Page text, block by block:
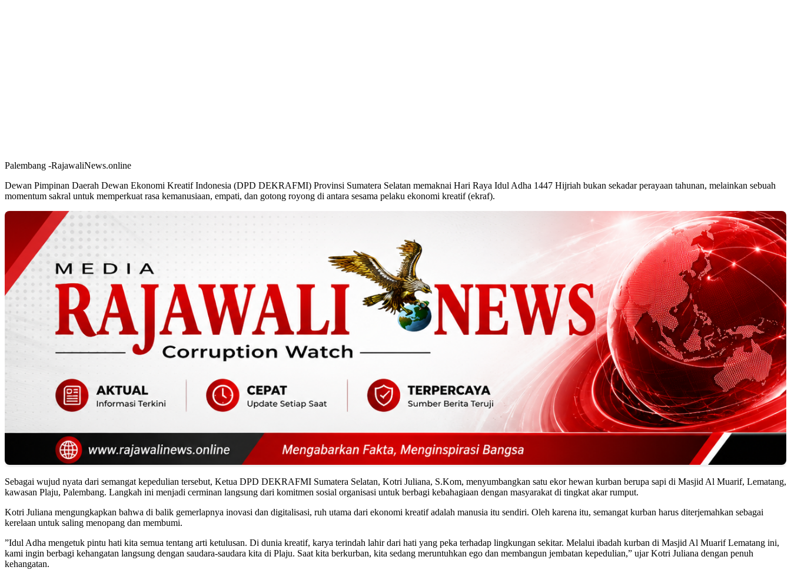
​Palembang -RajawaliNews.online
Dewan Pimpinan Daerah Dewan Ekonomi Kreatif Indonesia (DPD DEKRAFMI) Provinsi Sumatera Selatan memaknai Hari Raya Idul Adha 1447 Hijriah bukan sekadar perayaan tahunan, melainkan sebuah
momentum sakral untuk memperkuat rasa kemanusiaan, empati, dan gotong royong di antara sesama pelaku ekonomi kreatif (ekraf).
​Sebagai wujud nyata dari semangat kepedulian tersebut, Ketua DPD DEKRAFMI Sumatera Selatan, Kotri Juliana, S.Kom, menyumbangkan satu ekor hewan kurban berupa sapi di Masjid Al Muarif, Lematang,
kawasan Plaju, Palembang. Langkah ini menjadi cerminan langsung dari komitmen sosial organisasi untuk berbagi kebahagiaan dengan masyarakat di tingkat akar rumput.
​Kotri Juliana mengungkapkan bahwa di balik gemerlapnya inovasi dan digitalisasi, ruh utama dari ekonomi kreatif adalah manusia itu sendiri. Oleh karena itu, semangat kurban harus diterjemahkan sebagai
kerelaan untuk saling menopang dan membumi.
​”Idul Adha mengetuk pintu hati kita semua tentang arti ketulusan. Di dunia kreatif, karya terindah lahir dari hati yang peka terhadap lingkungan sekitar. Melalui ibadah kurban di Masjid Al Muarif Lematang ini,
kami ingin berbagi kehangatan langsung dengan saudara-saudara kita di Plaju. Saat kita berkurban, kita sedang meruntuhkan ego dan membangun jembatan kepedulian,” ujar Kotri Juliana dengan penuh
kehangatan.